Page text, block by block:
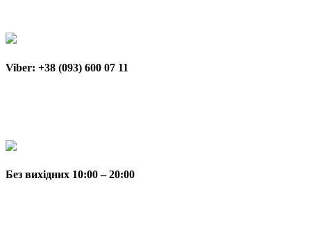
Viber: +38 (093) 600 07 11
Без вихідних 10:00 – 20:00